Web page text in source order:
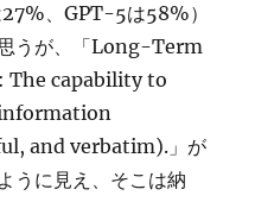
、GPT-5は58%）
うが、「Long-Term
The capability to
and verbatim).」が
うに見え、そこは納